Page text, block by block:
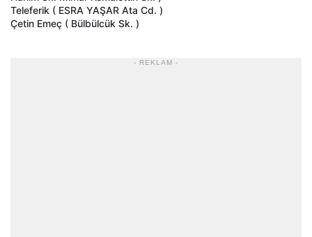
Teleferik ( ESRA YAŞAR Ata Cd. )
Çetin Emeç ( Bülbülcük Sk. )
- REKLAM -